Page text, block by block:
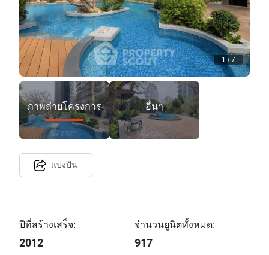
1/7
ภาพถ่ายโครงการ อื่นๆ
แบ่งปัน
ปีที่สร้างเสร็จ:
2012
จำนวนยูนิตทั้งหมด:
917